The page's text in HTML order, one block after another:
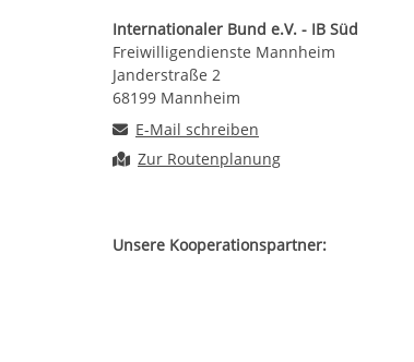
Internationaler Bund e.V. - IB Süd
Freiwilligendienste Mannheim
Janderstraße 2
68199 Mannheim
E-Mail an Freiwilligendienste Mannheim
E-Mail schreiben
Route planen
Zur Routenplanung
Unsere Kooperationspartner: